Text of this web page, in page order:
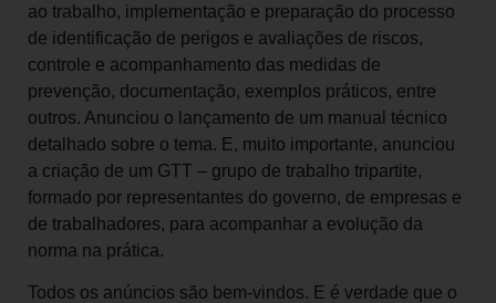
ao trabalho, implementação e preparação do processo
de identificação de perigos e avaliações de riscos,
controle e acompanhamento das medidas de
prevenção, documentação, exemplos práticos, entre
outros. Anunciou o lançamento de um manual técnico
detalhado sobre o tema. E, muito importante, anunciou
a criação de um GTT – grupo de trabalho tripartite,
formado por representantes do governo, de empresas e
de trabalhadores, para acompanhar a evolução da
norma na prática.
Todos os anúncios são bem-vindos. E é verdade que o